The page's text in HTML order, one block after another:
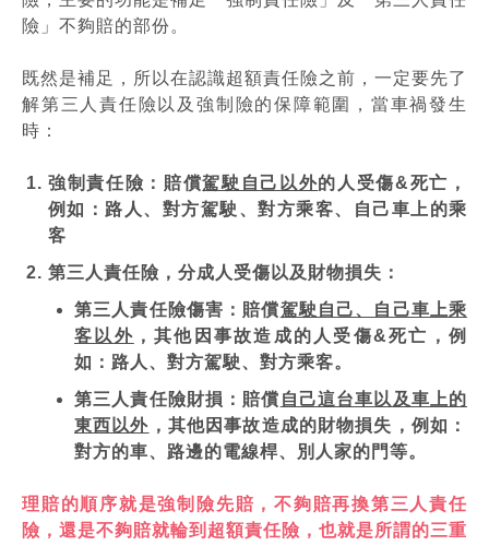
險」不夠賠的部份。
既然是補足，所以在認識超額責任險之前，一定要先了
解第三人責任險以及強制險的保障範圍，當車禍發生
時：
強制責任險：賠償駕駛自己以外的人受傷&死亡，
例如：路人、對方駕駛、對方乘客、自己車上的乘
客
第三人責任險，分成人受傷以及財物損失：
第三人責任險傷害：賠償駕駛自己、自己車上乘
客以外 ，其他因事故造成的人受傷&死亡，例
如：路人、對方駕駛、對方乘客。
第三人責任險財損：賠償 自己這台車以及車上的
東西以外 ，其他因事故造成的財物損失，例如：
對方的車、路邊的電線桿、別人家的門等。
理賠的順序就是強制險先賠，不夠賠再換第三人責任
險，還是不夠賠就輪到超額責任險，也就是所謂的三重